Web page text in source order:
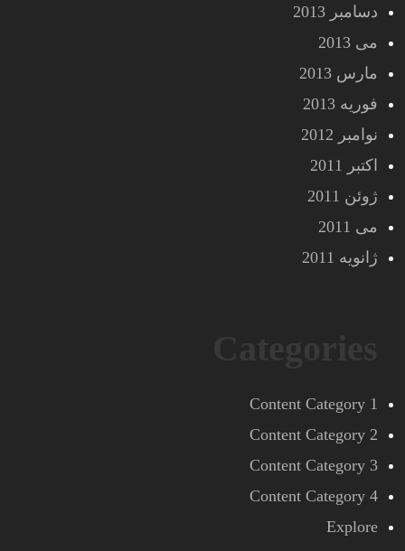
دسامبر 2013
می 2013
مارس 2013
فوریه 2013
نوامبر 2012
اکتبر 2011
ژوئن 2011
می 2011
ژانویه 2011
Content Category 1
Content Category 2
Content Category 3
Content Category 4
Explore